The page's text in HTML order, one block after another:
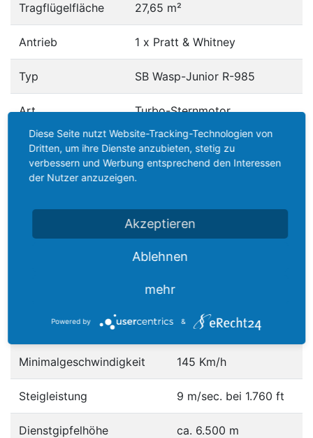
Tragflügelfläche 27,65 m²
Antrieb 1 x Pratt & Whitney
Typ SB Wasp-Junior R-985
Art Turbo-Sternmotor
Zylinder 9
Leistung 450 PS
Hubraum 16,5 Liter
Sparfluggeschwindigkeit 290 km/h in 2800 m
Minimalgeschwindigkeit 145 Km/h
Steigleistung 9 m/sec. bei 1.760 ft
Dienstgipfelhöhe ca. 6.500 m
Diese Seite nutzt Website-Tracking-Technologien von
Dritten, um ihre Dienste anzubieten, stetig zu
verbessern und Werbung entsprechend den Interessen
der Nutzer anzuzeigen.
Akzeptieren
Ablehnen
mehr
Powered by &